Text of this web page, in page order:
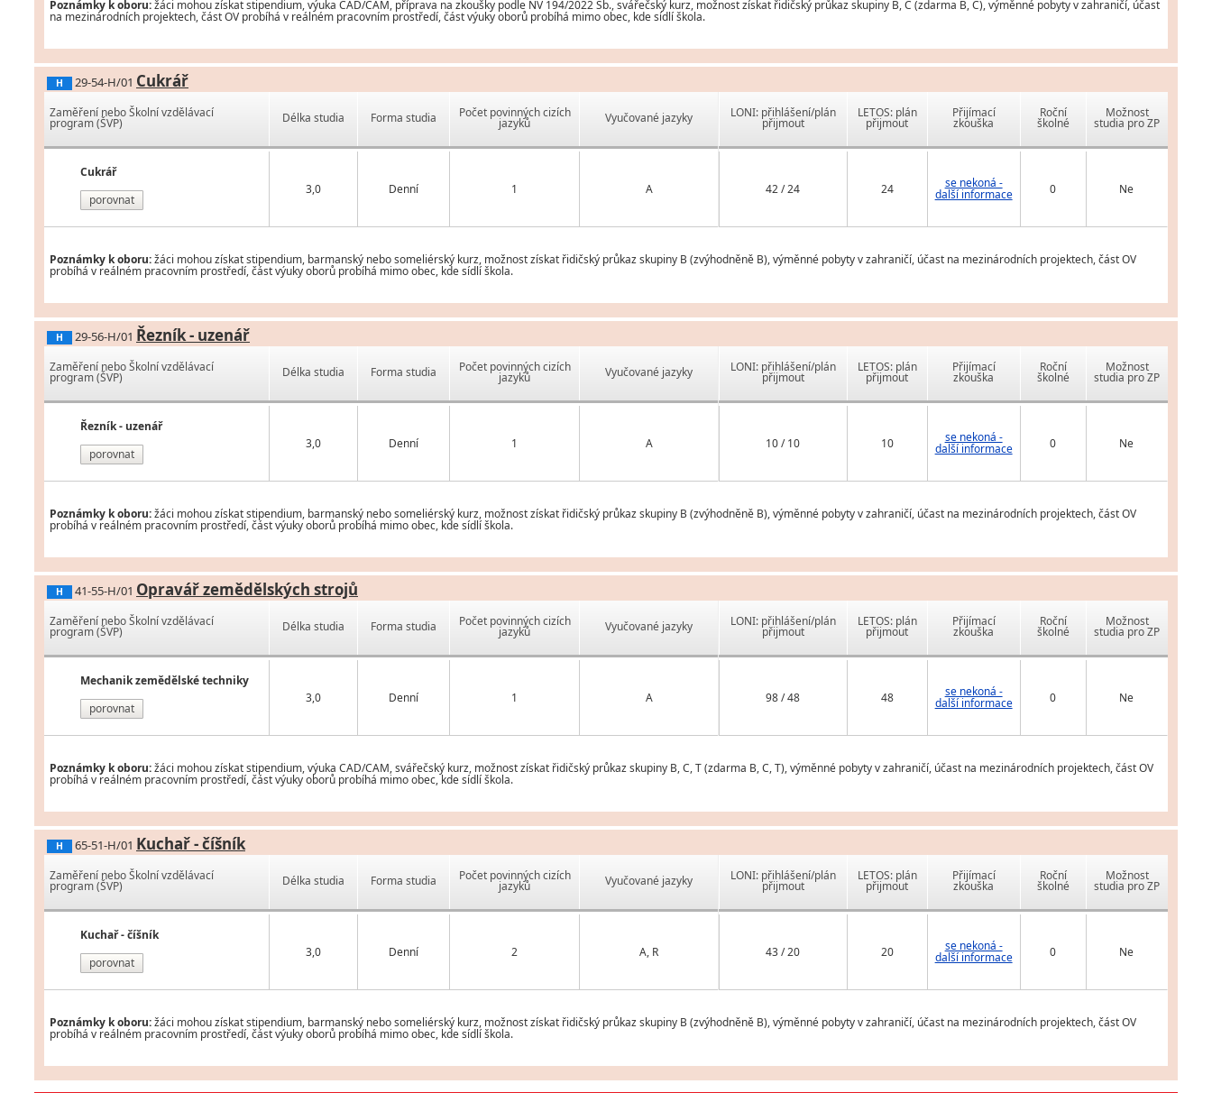
Poznámky k oboru:žáci mohou získat stipendium, výuka CAD/CAM, příprava na zkoušky podle NV 194/2022 Sb., svářečský kurz, možnost získat řidičský průkaz skupiny B, C (zdarma B, C), výměnné pobyty v zahraničí, účast
na mezinárodních projektech, část OV probíhá v reálném pracovním prostředí, část výuky oborů probíhá mimo obec, kde sídlí škola.
H 29-54-H/01 Cukrář
Zaměření nebo Školní vzdělávací
program (ŠVP)
Cukrář
porovnat
Délka studia Forma studia Počet povinných cizích
jazyků Vyučované jazyky
3,0 Denní 1 A
LONI: přihlášení/plán
přijmout
LETOS: plán
přijmout
Přijímací
zkouška
Roční
školné
Možnost
studia pro ZP
42 / 24 24 se nekoná -
další informace 0 Ne
Poznámky k oboru:žáci mohou získat stipendium, barmanský nebo someliérský kurz, možnost získat řidičský průkaz skupiny B (zvýhodněně B), výměnné pobyty v zahraničí, účast na mezinárodních projektech, část OV
probíhá v reálném pracovním prostředí, část výuky oborů probíhá mimo obec, kde sídlí škola.
H 29-56-H/01 Řezník - uzenář
Zaměření nebo Školní vzdělávací
program (ŠVP)
Řezník - uzenář
porovnat
Délka studia Forma studia Počet povinných cizích
jazyků Vyučované jazyky
3,0 Denní 1 A
LONI: přihlášení/plán
přijmout
LETOS: plán
přijmout
Přijímací
zkouška
Roční
školné
Možnost
studia pro ZP
10 / 10 10 se nekoná -
další informace 0 Ne
Poznámky k oboru:žáci mohou získat stipendium, barmanský nebo someliérský kurz, možnost získat řidičský průkaz skupiny B (zvýhodněně B), výměnné pobyty v zahraničí, účast na mezinárodních projektech, část OV
probíhá v reálném pracovním prostředí, část výuky oborů probíhá mimo obec, kde sídlí škola.
H 41-55-H/01 Opravář zemědělských strojů
Zaměření nebo Školní vzdělávací
program (ŠVP)
Mechanik zemědělské techniky
porovnat
Délka studia Forma studia Počet povinných cizích
jazyků Vyučované jazyky
3,0 Denní 1 A
LONI: přihlášení/plán
přijmout
LETOS: plán
přijmout
Přijímací
zkouška
Roční
školné
Možnost
studia pro ZP
98 / 48 48 se nekoná -
další informace 0 Ne
Poznámky k oboru:žáci mohou získat stipendium, výuka CAD/CAM, svářečský kurz, možnost získat řidičský průkaz skupiny B, C, T (zdarma B, C, T), výměnné pobyty v zahraničí, účast na mezinárodních projektech, část OV
probíhá v reálném pracovním prostředí, část výuky oborů probíhá mimo obec, kde sídlí škola.
H 65-51-H/01 Kuchař - číšník
Zaměření nebo Školní vzdělávací
program (ŠVP)
Kuchař - číšník
porovnat
Délka studia Forma studia Počet povinných cizích
jazyků Vyučované jazyky
3,0 Denní 2 A, R
LONI: přihlášení/plán
přijmout
LETOS: plán
přijmout
Přijímací
zkouška
Roční
školné
Možnost
studia pro ZP
43 / 20 20 se nekoná -
další informace 0 Ne
Poznámky k oboru:žáci mohou získat stipendium, barmanský nebo someliérský kurz, možnost získat řidičský průkaz skupiny B (zvýhodněně B), výměnné pobyty v zahraničí, účast na mezinárodních projektech, část OV
probíhá v reálném pracovním prostředí, část výuky oborů probíhá mimo obec, kde sídlí škola.